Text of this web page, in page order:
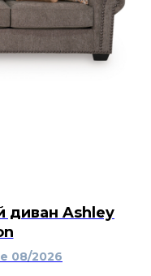
диван Ashley
08/2026